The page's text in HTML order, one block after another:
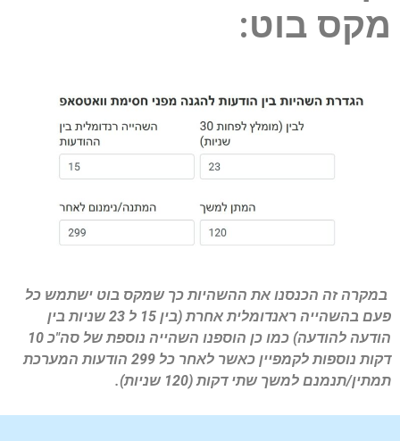
מקס בוט:
במקרה זה הכנסנו את ההשהיות כך שמקס בוט ישתמש כל
פעם בהשהייה ראנדומלית אחרת (בין 15 ל 23 שניות בין
הודעה להודעה) כמו כן הוספנו השהייה נוספת של סה"כ 10
דקות נוספות לקמפיין כאשר לאחר כל 299 הודעות המערכת
תמתין/תנמנם למשך שתי דקות (120 שניות).